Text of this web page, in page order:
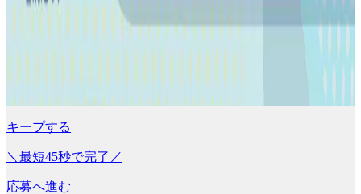
キープする
＼最短45秒で完了／
応募へ進む